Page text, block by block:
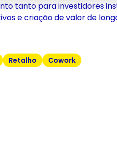
tanto para investidores
e criação de valor de
Retalho Cowork